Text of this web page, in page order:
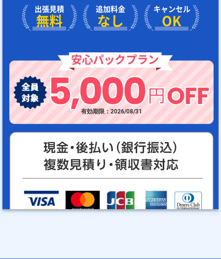
出張見積
無料
追加料金
なし
キャンセル
OK
有効期限：2026/08/31